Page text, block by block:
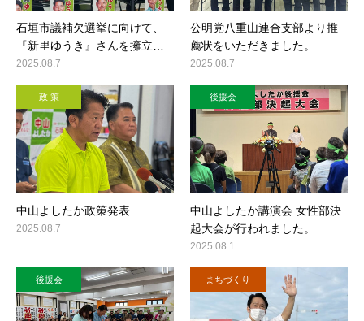
石垣市議補欠選挙に向けて、
『新里ゆうき』さんを擁立…
2025.08.7
公明党八重山連合支部より推
薦状をいただきました。
2025.08.7
政 策
中山よしたか政策発表
2025.08.7
後援会
中山よしたか講演会 女性部決
起大会が行われました。…
2025.08.1
後援会 まちづくり